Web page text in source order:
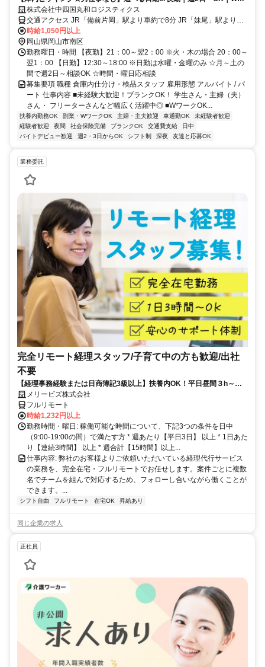
ークOK｜未経験歓迎｜車通勤OK
株式会社中四国丸和ロジスティクス
交通アクセス JR「備前片岡」駅より車約で8分 JR「妹尾」駅より車
で約14分 JR「茶屋町」駅より車で約15分
時給1,050円以上
岡山県岡山市南区
勤務曜日・時間 【夜勤】21：00～翌2：00 ※火・木の場合 20：00～
翌1：00 【日勤】12:30～18:00 ※日勤は水曜・金曜のみ ☆月～土の
間で週2日～相談OK ☆時間・曜日応相談
募集要項 職種 倉庫内仕分け・検品スタッフ 雇用形態 アルバイト / パ
ート 仕事内容 ■未経験大歓迎！ブランクOK！ 学生さん・主婦（夫）
さん・ フリーターさんなど幅広く活躍中◎ ■WワークOK...
扶養内勤務OK 副業・WワークOK 主婦・主夫歓迎 車通勤OK
未経験者歓迎
経験者歓迎
夜間 社会保険完備 ブランクOK 交通費支給
日中
バイトデビュー歓迎
週2・3日からOK シフト制 深夜 友達と応募OK
業務委託
完全リモート経理スタッフ/子育て中の方も歓迎/出社
不要
【経理事務経験または日商簿記3級以上】扶養内OK！平日昼間３h～。
完全在宅で育児・介護中の方も大歓迎♪
メリービズ株式会社
フルリモート
時給1,232円以上
勤務時間・曜日: 稼働可能な時間について、下記3つの条件を日中
（9:00-19:00の間）で満たす方 * 週あたり【平日3日】 以上 * 1日あた
り【連続3時間】 以上 * 週合計【15時間】以上...
仕事内容: 弊社のお客様よりご依頼いただいている経理代行サービス
の業務を、完全在宅・フルリモートでお任せします。案件ごとに複数
名でチームを組んで対応するため、フォローし合いながら働くことが
できます。...
シフト自由 フルリモート 在宅OK 昇給あり
同じ企業の求人
正社員